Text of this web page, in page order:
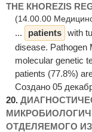
THE КHOREZIS
(14.00.00
... patients with
disease. Pathogen
molecular genetic
patients (77.8%)
Создано 05
20.
ОТДЕЛЯЕМОГО